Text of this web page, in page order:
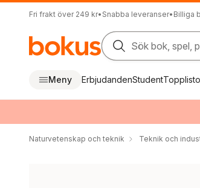
Fri frakt över 249 kr• Snabba leveranser• Billiga
Sök bok, spel,
Meny ErbjudandenStudent
Naturvetenskap och teknik Teknik och